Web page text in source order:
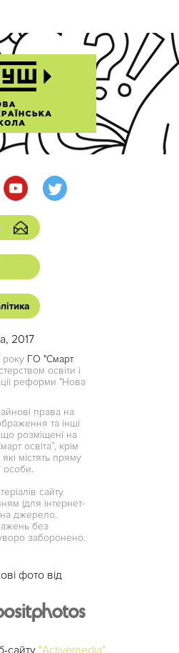
2017
року ГО "Смарт
освіти і
реформи "Нова
права на
та інші
що розміщені на
освіта”, крім
містять пряму
особи.
сайту
(для інтернет-
джерело.
без
заборонено.
фото від
сайту "Activemedia"